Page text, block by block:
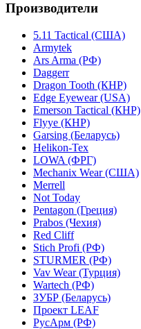
Производители
5.11 Tactical (США)
Armytek
Ars Arma (РФ)
Daggerr
Dragon Tooth (КНР)
Edge Eyewear (USA)
Emerson Tactical (КНР)
Flyye (КНР)
Garsing (Беларусь)
Helikon-Tex
LOWA (ФРГ)
Mechanix Wear (США)
Merrell
Not Today
Pentagon (Греция)
Prabos (Чехия)
Red Cliff
Stich Profi (РФ)
STURMER (РФ)
Vav Wear (Турция)
Wartech (РФ)
ЗУБР (Беларусь)
Проект LEAF
РусАрм (РФ)